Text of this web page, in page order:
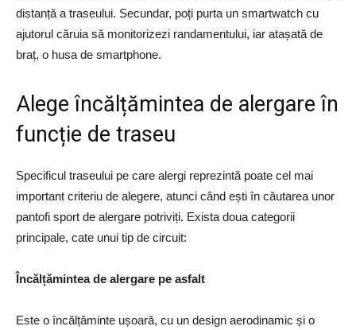
distanță a traseului. Secundar, poți purta un smartwatch cu
ajutorul căruia să monitorizezi randamentului, iar atașată de
braț, o husa de smartphone.
Alege încălțămintea de alergare în
funcție de traseu
Specificul traseului pe care alergi reprezintă poate cel mai
important criteriu de alegere, atunci când ești în căutarea unor
pantofi sport de alergare potriviți. Exista doua categorii
principale, cate unui tip de circuit:
Încălțămintea de alergare pe asfalt
Este o încălțăminte ușoară, cu un design aerodinamic și o